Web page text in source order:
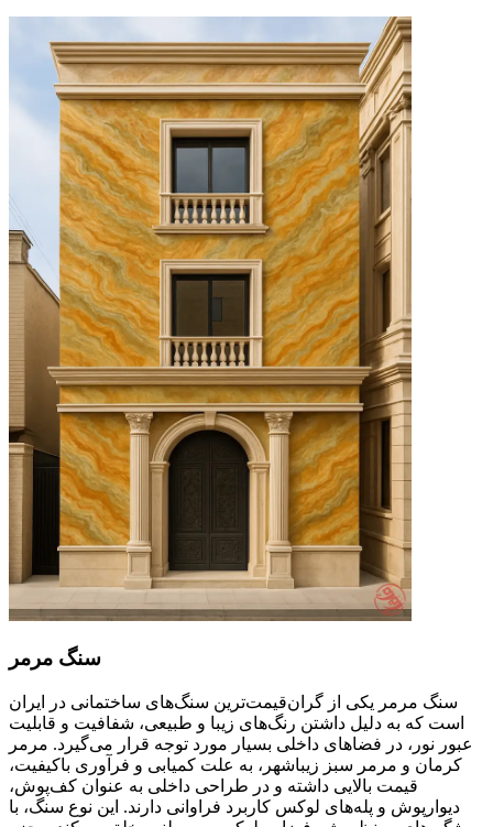
سنگ مرمر
سنگ مرمر یکی از گران‌قیمت‌ترین سنگ‌های ساختمانی در ایران
است که به دلیل داشتن رنگ‌های زیبا و طبیعی، شفافیت و قابلیت
عبور نور، در فضاهای داخلی بسیار مورد توجه قرار می‌گیرد. مرمر
کرمان و مرمر سبز زیباشهر، به علت کمیابی و فرآوری باکیفیت،
قیمت بالایی داشته و در طراحی داخلی به عنوان کف‌پوش،
دیوارپوش و پله‌های لوکس کاربرد فراوانی دارند. این نوع سنگ، با